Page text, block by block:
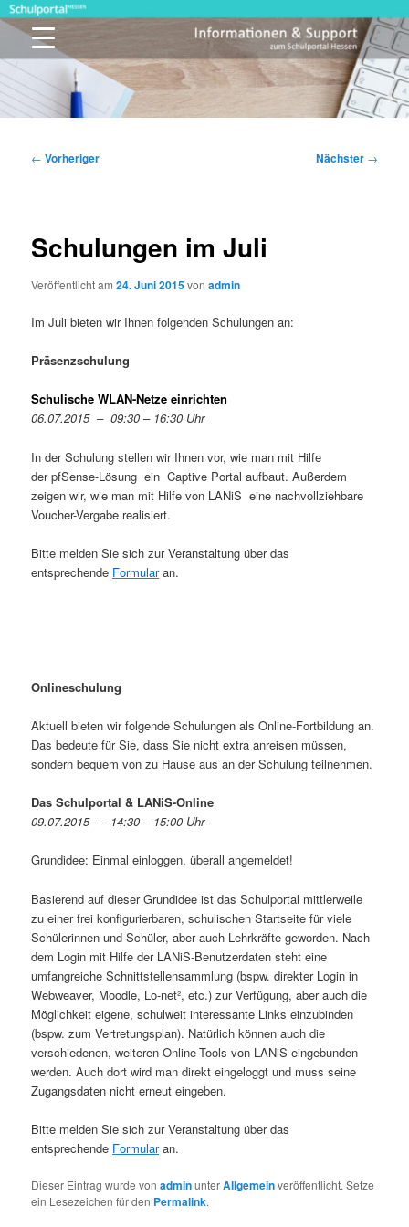
Zum
primären
springenSchulportal Hessen
Beitragsnavigation
← Vorheriger Nächster →
Schulungen im Juli
Veröffentlicht am24. Juni 2015vonadmin
Im Juli bieten wir Ihnen folgenden Schulungen an:
Präsenzschulung
Schulische WLAN-Netze einrichten
06.07.2015 – 09:30 – 16:30 Uhr
In der Schulung stellen wir Ihnen vor, wie man mit Hilfe
der pfSense-Lösung ein Captive Portal aufbaut. Außerdem
zeigen wir, wie man mit Hilfe von LANiS eine nachvollziehbare
Voucher-Vergabe realisiert.
Bitte melden Sie sich zur Veranstaltung über das
entsprechende Formularan.
Onlineschulung
Aktuell bieten wir folgende Schulungen als Online-Fortbildung an.
Das bedeute für Sie, dass Sie nicht extra anreisen müssen,
sondern bequem von zu Hause aus an der Schulung teilnehmen.
Das Schulportal & LANiS-Online
09.07.2015 – 14:30 – 15:00 Uhr
Grundidee: Einmal einloggen, überall angemeldet!
Basierend auf dieser Grundidee ist das Schulportal mittlerweile
zu einer frei konfigurierbaren, schulischen Startseite für viele
Schülerinnen und Schüler, aber auch Lehrkräfte geworden. Nach
dem Login mit Hilfe der LANiS-Benutzerdaten steht eine
umfangreiche Schnittstellensammlung (bspw. direkter Login in
Webweaver, Moodle, Lo-net², etc.) zur Verfügung, aber auch die
Möglichkeit eigene, schulweit interessante Links einzubinden
(bspw. zum Vertretungsplan). Natürlich können auch die
verschiedenen, weiteren Online-Tools von LANiS eingebunden
werden. Auch dort wird man direkt eingeloggt und muss seine
Zugangsdaten nicht erneut eingeben.
Bitte melden Sie sich zur Veranstaltung über das
entsprechende Formularan.
Dieser Eintrag wurde vonadminunterAllgemeinveröffentlicht. Setze
ein Lesezeichen für den Permalink.